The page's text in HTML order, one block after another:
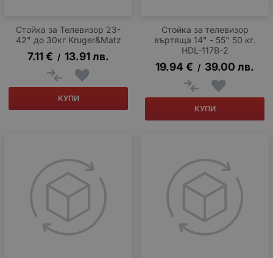
Стойка за Телевизор 23-
42" до 30кг Kruger&Matz
7.11€ / 13.91лв.
КУПИ
Стойка за телевизор
въртяща 14" - 55" 50 кг.
HDL-117B-2
19.94 € / 39.00 лв.
КУПИ